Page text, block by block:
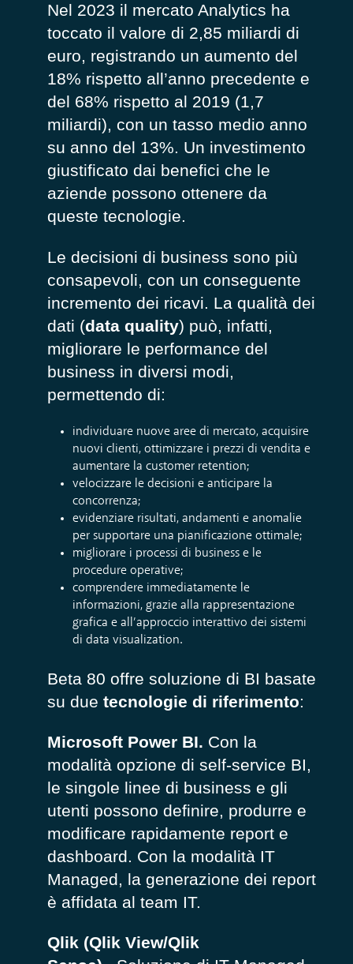
Nel 2023 il mercato Analytics ha
toccato il valore di 2,85 miliardi di
euro, registrando un aumento del
18% rispetto all’anno precedente e
del 68% rispetto al 2019 (1,7
miliardi), con un tasso medio anno
su anno del 13%. Un investimento
giustificato dai benefici che le
aziende possono ottenere da
queste tecnologie.
Le decisioni di business sono più
consapevoli, con un conseguente
incremento dei ricavi. La qualità dei
dati (data quality) può, infatti,
migliorare le performance del
business in diversi modi,
permettendo di:
individuare nuove aree di mercato, acquisire
nuovi clienti, ottimizzare i prezzi di vendita e
aumentare la customer retention;
velocizzare le decisioni e anticipare la
concorrenza;
evidenziare risultati, andamenti e anomalie
per supportare una pianificazione ottimale;
migliorare i processi di business e le
procedure operative;
comprendere immediatamente le
informazioni, grazie alla rappresentazione
grafica e all’approccio interattivo dei sistemi
di data visualization.
Beta 80 offre soluzione di BI basate
su due tecnologie di riferimento:
Microsoft Power BI. Con la
modalità opzione di self-service BI,
le singole linee di business e gli
utenti possono definire, produrre e
modificare rapidamente report e
dashboard. Con la modalità IT
Managed, la generazione dei report
è affidata al team IT.
Qlik (Qlik View/Qlik